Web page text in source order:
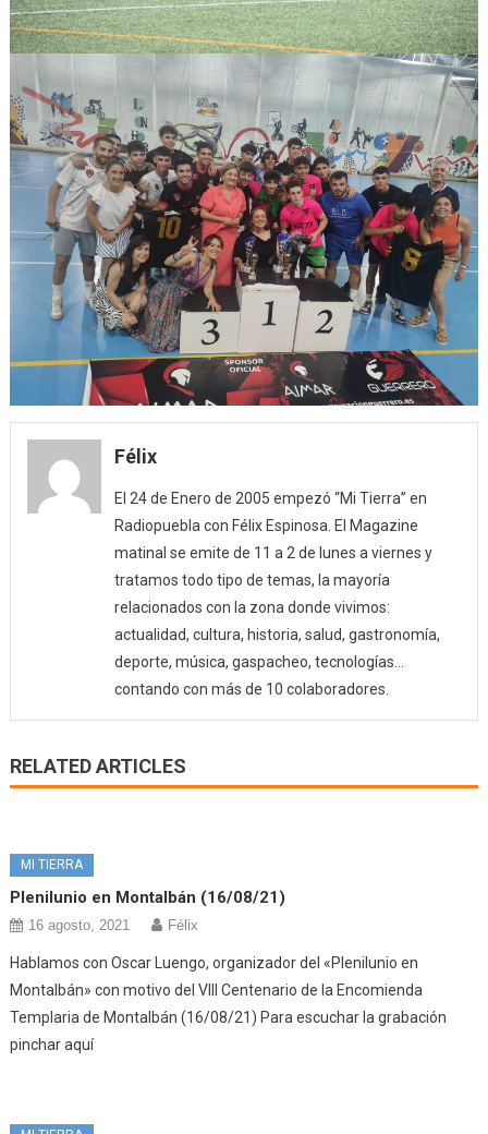
Félix
El 24 de Enero de 2005 empezó “Mi Tierra” en
Radiopuebla con Félix Espinosa. El Magazine
matinal se emite de 11 a 2 de lunes a viernes y
tratamos todo tipo de temas, la mayoría
relacionados con la zona donde vivimos:
actualidad, cultura, historia, salud, gastronomía,
deporte, música, gaspacheo, tecnologías…
contando con más de 10 colaboradores.
RELATED ARTICLES
MI TIERRA
Plenilunio en Montalbán (16/08/21)
16 agosto, 2021 Félix
Hablamos con Oscar Luengo, organizador del «Plenilunio en
Montalbán» con motivo del VIII Centenario de la Encomienda
Templaria de Montalbán (16/08/21) Para escuchar la grabación
pinchar aquí